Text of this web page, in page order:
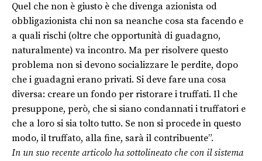
Quel che non è giusto è che divenga azionista od
obbligazionista chi non sa neanche cosa sta facendo e
a quali rischi (oltre che opportunità di guadagno,
naturalmente) va incontro. Ma per risolvere questo
problema non si devono socializzare le perdite, dopo
che i guadagni erano privati. Si deve fare una cosa
diversa: creare un fondo per ristorare i truffati. Il che
presuppone, però, che si siano condannati i truffatori e
che a loro si sia tolto tutto. Se non si procede in questo
modo, il truffato, alla fine, sarà il contribuente”.
In un suo recente articolo ha sottolineato che con il sistema